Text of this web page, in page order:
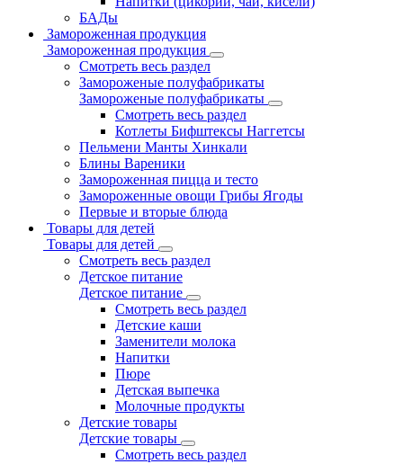
БАДы
Замороженная продукция
Замороженная продукция
Смотреть весь раздел
Замороженые полуфабрикаты
Замороженые полуфабрикаты
Смотреть весь раздел
Котлеты Бифштексы Наггетсы
Пельмени Манты Хинкали
Блины Вареники
Замороженная пицца и тесто
Замороженные овощи Грибы Ягоды
Первые и вторые блюда
Товары для детей
Товары для детей
Смотреть весь раздел
Детское питание
Детское питание
Смотреть весь раздел
Детские каши
Заменители молока
Напитки
Пюре
Детская выпечка
Молочные продукты
Детские товары
Детские товары
Смотреть весь раздел